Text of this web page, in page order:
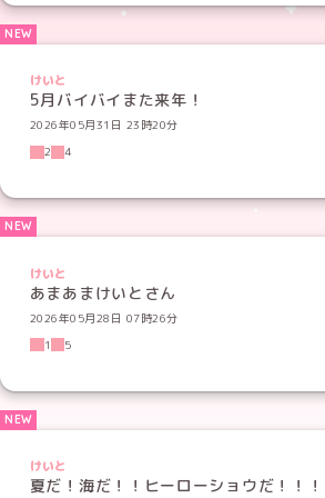
けいと
5月バイバイまた来年！
2026年05月31日 23時20分
2
4
けいと
あまあまけいとさん
2026年05月28日 07時26分
1
5
けいと
夏だ！海だ！！ヒーローショウだ！！！